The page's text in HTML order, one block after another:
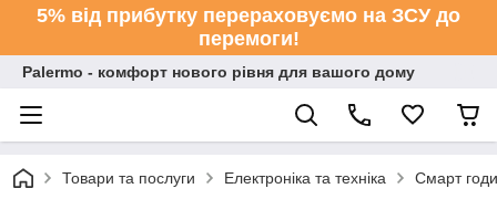
5% від прибутку перераховуємо на ЗСУ до
перемоги!
Palermo - комфорт нового рівня для вашого дому
Товари та послуги Електроніка та техніка Смарт